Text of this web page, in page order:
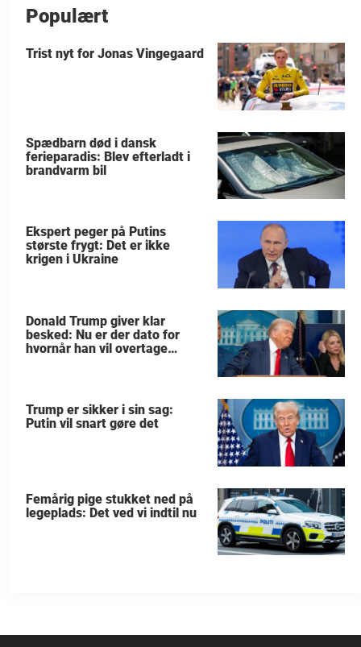
Populært
Trist nyt for Jonas Vingegaard
Spædbarn død i dansk
ferieparadis: Blev efterladt i
brandvarm bil
Ekspert peger på Putins
største frygt: Det er ikke
krigen i Ukraine
Donald Trump giver klar
besked: Nu er der dato for
hvornår han vil overtage
Trump er sikker i sin sag:
Putin vil snart gøre det
Femårig pige stukket ned på
legeplads: Det ved vi indtil nu